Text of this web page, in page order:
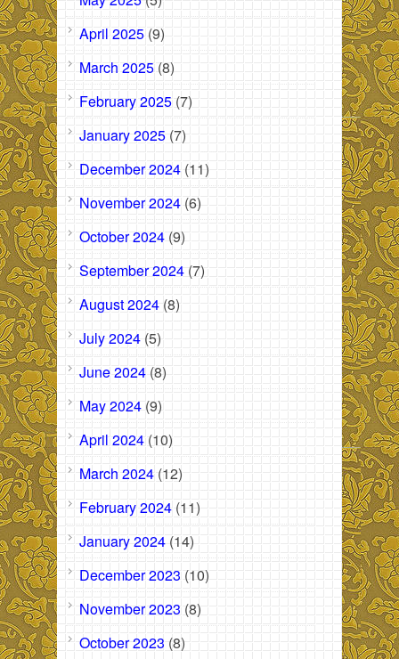
April 2025 (9)
March 2025 (8)
February 2025 (7)
January 2025 (7)
December 2024 (11)
November 2024 (6)
October 2024 (9)
September 2024 (7)
August 2024 (8)
July 2024 (5)
June 2024 (8)
May 2024 (9)
April 2024 (10)
March 2024 (12)
February 2024 (11)
January 2024 (14)
December 2023 (10)
November 2023 (8)
October 2023 (8)